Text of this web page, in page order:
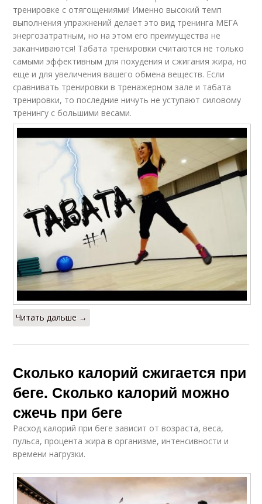
тренировке с отягощениями! Именно высокий темп
выполнения упражнений делает это вид тренинга МЕГА
энергозатратным, но на этом его преимущества не
заканчиваются! Табата тренировки считаются не только
самыми эффективным для похудения и сжигания жира, но
еще и для увеличения вашего обмена веществ. Если
сравнивать тренировки в тренажерном зале и табата
тренировки, то последние ничуть не уступают силовому
тренингу с большими весами.
Читать дальше →
Сколько калорий сжигается при
беге. Сколько калорий можно
сжечь при беге
Расход калорий при беге зависит от возраста, веса,
пульса, процента жира в организме, интенсивности и
времени нагрузки.